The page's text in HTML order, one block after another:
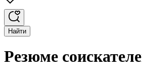
Найти
Резюме